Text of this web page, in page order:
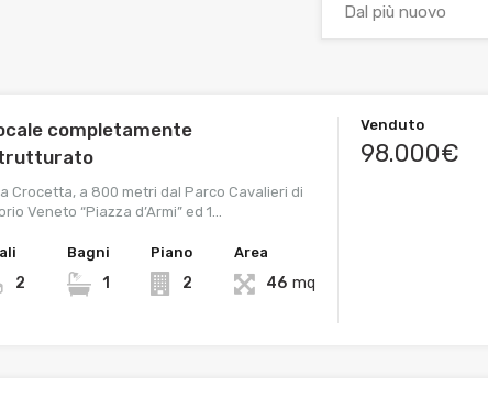
Dal più nuovo
completamente
Crocetta, a 800 metri dal Parco Cavalieri di
Veneto “Piazza d’Armi” ed 1…
2
Bagni
1
Piano
2
Area
46 mq
Venduto
98.000€